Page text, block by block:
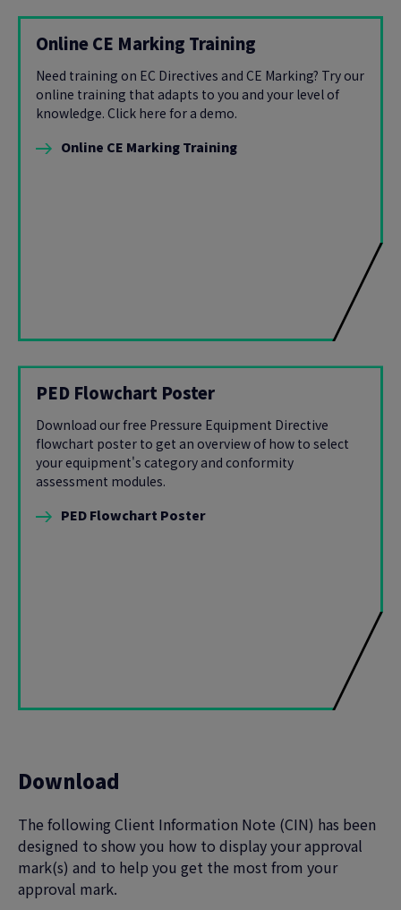
Online CE Marking Training
Need training on EC Directives and CE Marking? Try our
online training that adapts to you and your level of
knowledge. Click here for a demo.
Online CE Marking Training
PED Flowchart Poster
Download our free Pressure Equipment Directive
flowchart poster to get an overview of how to select
your equipment's category and conformity
assessment modules.
PED Flowchart Poster
Download
The following Client Information Note (CIN) has been
designed to show you how to display your approval
mark(s) and to help you get the most from your
approval mark.